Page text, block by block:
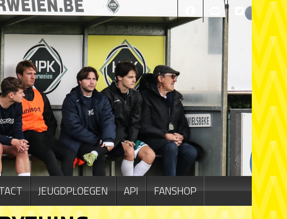
JEUGDPLOEGEN API FANSHOP